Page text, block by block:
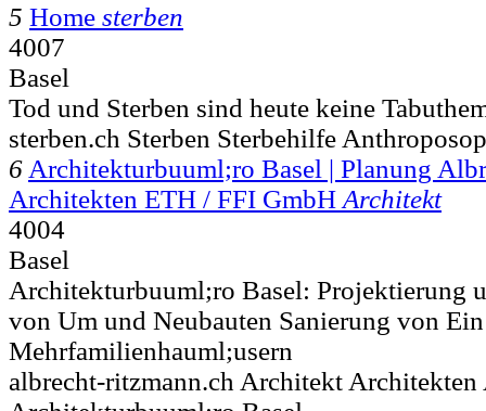
5 Home sterben
4007
Basel
Tod und Sterben sind heute keine
sterben.ch Sterben Sterbehilfe
6 Architekturbuuml;ro Basel | Planung
Architekten ETH / FFI GmbH Architekt
4004
Basel
Architekturbuuml;ro Basel: Projektierung
von Um und Neubauten Sanierung von
Mehrfamilienhauml;usern
albrecht-ritzmann.ch Architekt